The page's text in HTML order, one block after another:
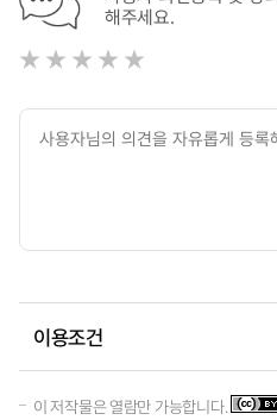
해주세요.
이용조건
이 저작물은 열람만 가능합니다.